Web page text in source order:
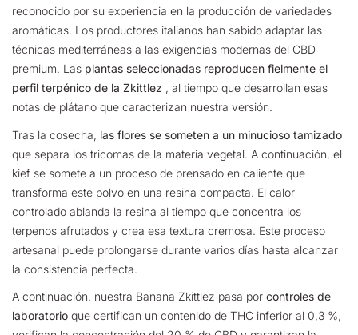
reconocido por su experiencia en la producción de variedades
aromáticas. Los productores italianos han sabido adaptar las
técnicas mediterráneas a las exigencias modernas del CBD
premium. Las plantas seleccionadas reproducen fielmente el
perfil terpénico de la Zkittlez , al tiempo que desarrollan esas
notas de plátano que caracterizan nuestra versión.
Tras la cosecha, las flores se someten a un minucioso tamizado
que separa los tricomas de la materia vegetal. A continuación, el
kief se somete a un proceso de prensado en caliente que
transforma este polvo en una resina compacta. El calor
controlado ablanda la resina al tiempo que concentra los
terpenos afrutados y crea esa textura cremosa. Este proceso
artesanal puede prolongarse durante varios días hasta alcanzar
la consistencia perfecta.
A continuación, nuestra Banana Zkittlez pasa por controles de
laboratorio que certifican un contenido de THC inferior al 0,3 %,